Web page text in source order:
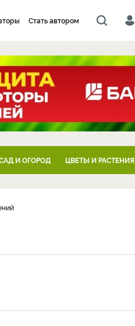
Стать автором
И ОГОРОД ЦВЕТЫ И РАСТЕНИЯ